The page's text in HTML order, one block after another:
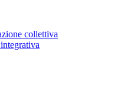
collettiva